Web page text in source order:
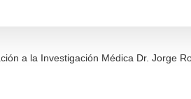
a la Investigación Médica Dr. Jorge